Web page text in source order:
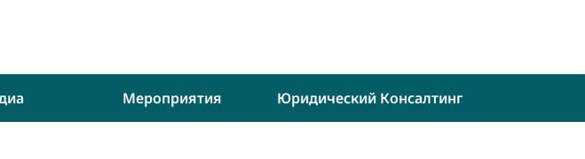
Мероприятия Юридический Консалтинг